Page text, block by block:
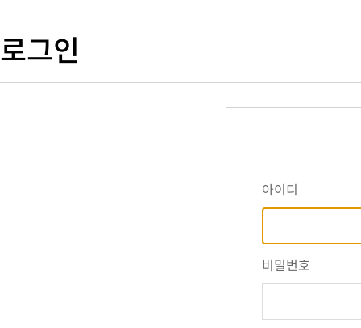
로그인
아이디
비밀번호